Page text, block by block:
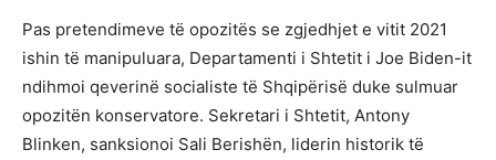
Pas pretendimeve të opozitës se zgjedhjet e vitit 2021
ishin të manipuluara, Departamenti i Shtetit i Joe Biden-it
ndihmoi qeverinë socialiste të Shqipërisë duke sulmuar
opozitën konservatore. Sekretari i Shtetit, Antony
Blinken, sanksionoi Sali Berishën, liderin historik të